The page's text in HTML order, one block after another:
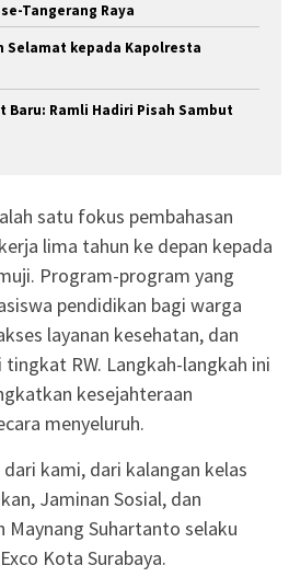
Tangerang Raya
Selamat kepada Kapolresta
Baru: Ramli Hadiri Pisah Sambut
satu fokus pembahasan
lima tahun ke depan kepada
Program-program yang
pendidikan bagi warga
layanan kesehatan, dan
RW. Langkah-langkah ini
kesejahteraan
menyeluruh.
kami, dari kalangan kelas
Jaminan Sosial, dan
Maynang Suhartanto selaku
Kota Surabaya.